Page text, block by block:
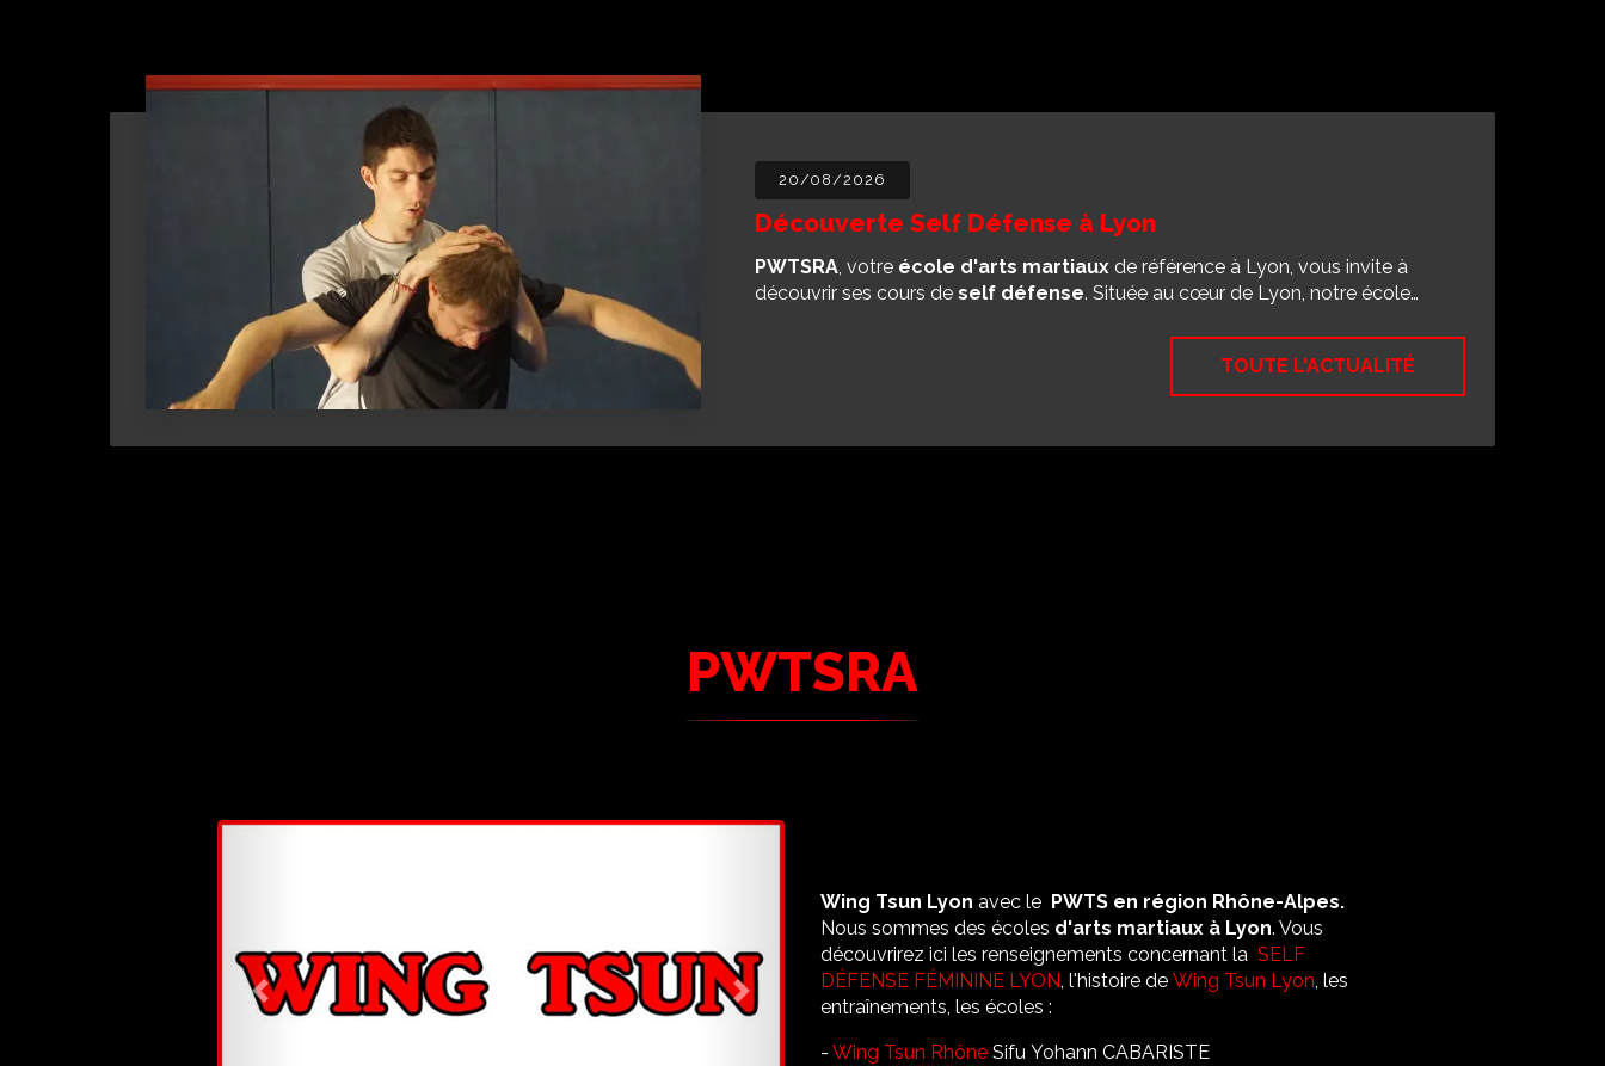
06/08/2026
Découverte Wing Chun à Lyon
Découvrez le Wing Chunà Lyon avec PWTSRA, votre école d'arts martiaux
spécialisée dans l'enseignement de cet art martial chinois unique. Située au cœur
TOUTE L'ACTUALITÉ
PWTSRA
Previous Next
Wing Tsun Lyon avec le PWTS en région Rhône-Alpes.
Nous sommes des écoles d'arts martiaux à Lyon. Vous
découvrirez ici les renseignements concernant la SELF
DÉFENSE FÉMININE LYON, l'histoire de Wing Tsun Lyon, les
entraînements, les écoles :
- Wing Tsun Rhône Sifu Yohann CABARISTE